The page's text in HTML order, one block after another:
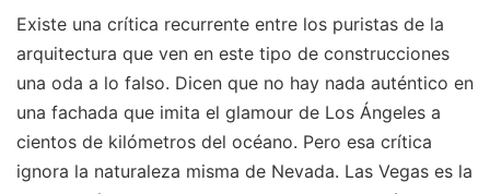
Existe una crítica recurrente entre los puristas de la
arquitectura que ven en este tipo de construcciones
una oda a lo falso. Dicen que no hay nada auténtico en
una fachada que imita el glamour de Los Ángeles a
cientos de kilómetros del océano. Pero esa crítica
ignora la naturaleza misma de Nevada. Las Vegas es la